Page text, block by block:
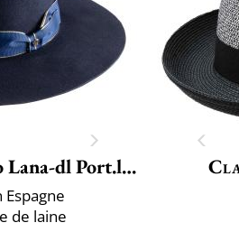
Lana-dl Port.lux
Espagne
de laine